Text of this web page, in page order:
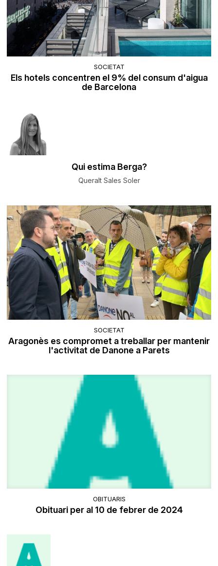
SOCIETAT
Els hotels concentren el 9% del consum d'aigua
de Barcelona
Qui estima Berga?
Queralt Sales Soler
SOCIETAT
Aragonès es compromet a treballar per mantenir
l'activitat de Danone a Parets
OBITUARIS
Obituari per al 10 de febrer de 2024